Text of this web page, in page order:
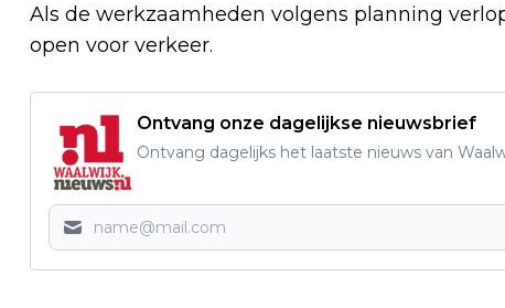
Als de werkzaamheden volgens planning
open voor verkeer.
Ontvang onze dagelijkse nieuwsbrief
Ontvang dagelijks het laatste nieuws van